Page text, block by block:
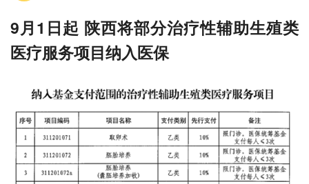
9月1日起 陕西将部分治疗性辅助生殖类
医疗服务项目纳入医保